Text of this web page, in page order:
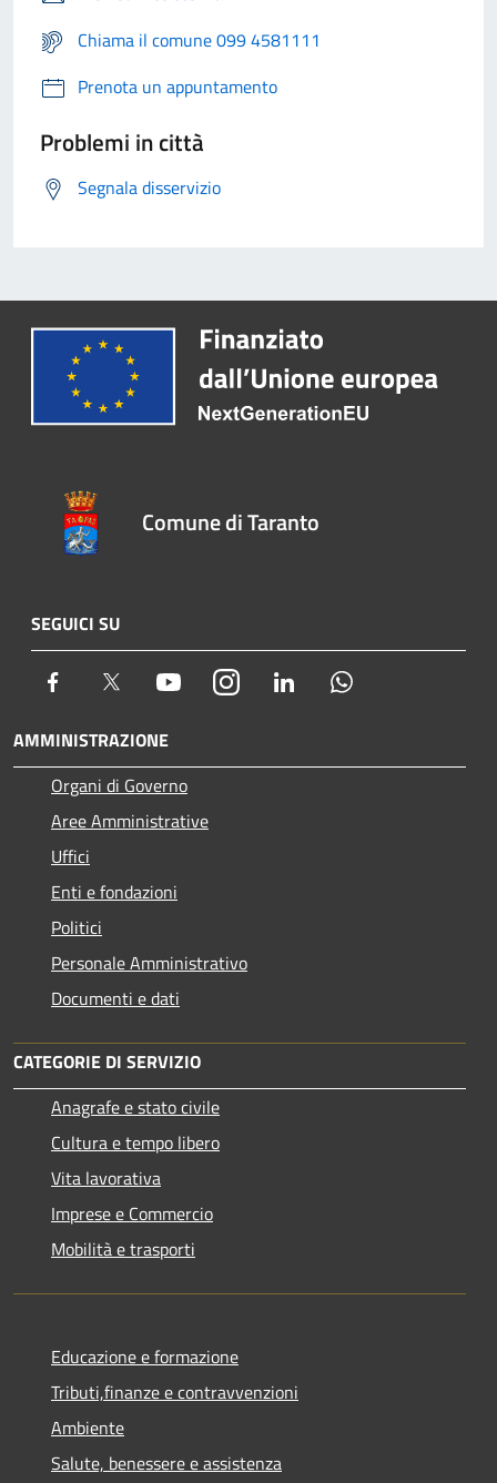
Chiama il comune 099 4581111
Prenota un appuntamento
Problemi in città
Segnala disservizio
Comune di Taranto
SEGUICI SU
Facebook Twitter YoutubeInstagram LinkedIn
AMMINISTRAZIONE
Organi di Governo
Aree Amministrative
Uffici
Enti e fondazioni
Politici
Personale Amministrativo
Documenti e dati
CATEGORIE DI SERVIZIO
Anagrafe e stato civile
Cultura e tempo libero
Vita lavorativa
Imprese e Commercio
Mobilità e trasporti
Educazione e formazione
Tributi,finanze e contravvenzioni
Ambiente
Salute, benessere e assistenza